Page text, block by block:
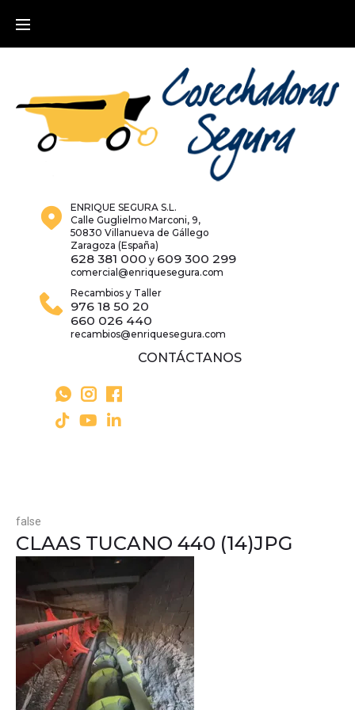
ENRIQUE SEGURA S.L.
Calle Guglielmo Marconi, 9,
50830 Villanueva de Gállego
Zaragoza (España)
628 381 000 y 609 300 299
comercial@enriquesegura.com
Recambios y Taller
976 18 50 20
660 026 440
recambios@enriquesegura.com
CONTÁCTANOS
false
CLAAS TUCANO 440 (14)JPG